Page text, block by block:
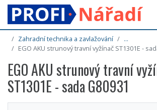
Zahradní technika a zavlažování
...
EGO AKU strunový travní vyžínač ST1301E -
EGO AKU strunový travní
ST1301E - sada G80931